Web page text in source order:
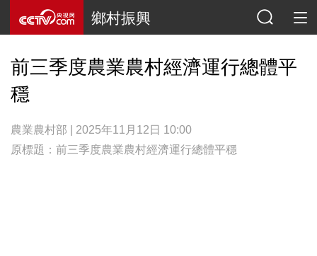
鄉村振興
前三季度農業農村經濟運行總體平
穩
農業農村部 | 2025年11月12日 10:00
原標題：前三季度農業農村經濟運行總體平穩